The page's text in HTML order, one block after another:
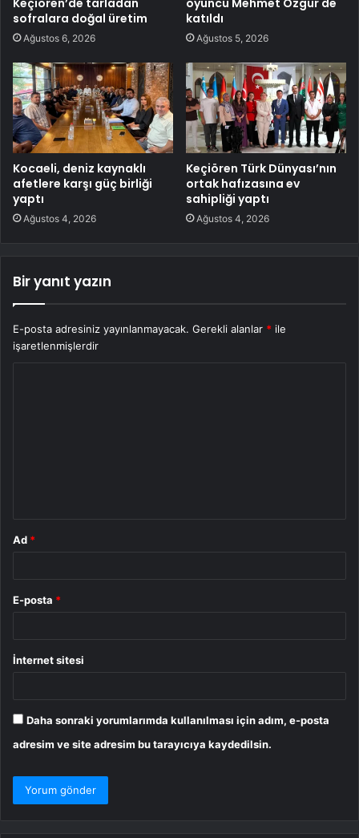
sofralara doğal üretim
Ağustos 6, 2026
katıldı
Ağustos 5, 2026
Kocaeli, deniz kaynaklı
afetlere karşı güç birliği
yaptı
Ağustos 4, 2026
Keçiören Türk Dünyası’nın
ortak hafızasına ev
sahipliği yaptı
Ağustos 4, 2026
Bir yanıt yazın
E-posta adresiniz yayınlanmayacak. Gerekli alanlar * ile
işaretlenmişlerdir
Ad *
E-posta *
İnternet sitesi
Daha sonraki yorumlarımda kullanılması için adım, e-posta
adresim ve site adresim bu tarayıcıya kaydedilsin.